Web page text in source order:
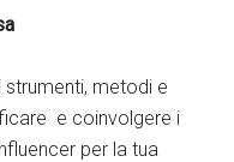
strumenti, metodi e
e coinvolgere i
per la tua